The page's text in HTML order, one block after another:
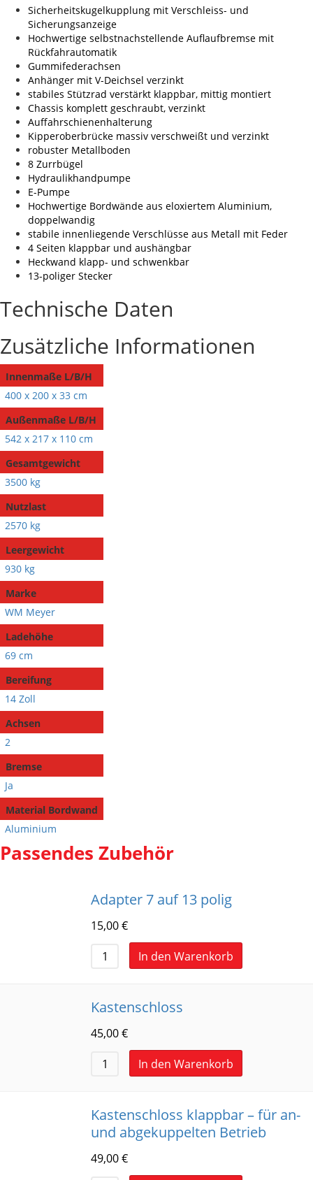
Sicherheitskugelkupplung mit Verschleiss- und
Sicherungsanzeige
Hochwertige selbstnachstellende Auflaufbremse mit
Rückfahrautomatik
Gummifederachsen
Anhänger mit V-Deichsel verzinkt
stabiles Stützrad verstärkt klappbar, mittig montiert
Chassis komplett geschraubt, verzinkt
Auffahrschienenhalterung
Kipperoberbrücke massiv verschweißt und verzinkt
robuster Metallboden
8 Zurrbügel
Hydraulikhandpumpe
E-Pumpe
Hochwertige Bordwände aus eloxiertem Aluminium,
doppelwandig
stabile innenliegende Verschlüsse aus Metall mit Feder
4 Seiten klappbar und aushängbar
Heckwand klapp- und schwenkbar
13-poliger Stecker
Technische Daten
Zusätzliche Informationen
Innenmaße L/B/H
400 x 200 x 33 cm
Außenmaße L/B/H
542 x 217 x 110 cm
Gesamtgewicht
3500 kg
Nutzlast
2570 kg
Leergewicht
930 kg
Marke
WM Meyer
Ladehöhe
69 cm
Bereifung
14 Zoll
Achsen
2
Bremse
Ja
Material Bordwand
Aluminium
Passendes Zubehör
Adapter 7 auf 13 polig
15,00€
In den Warenkorb
Kastenschloss
45,00€
In den Warenkorb
Kastenschloss klappbar – für an-
und abgekuppelten Betrieb
49,00€